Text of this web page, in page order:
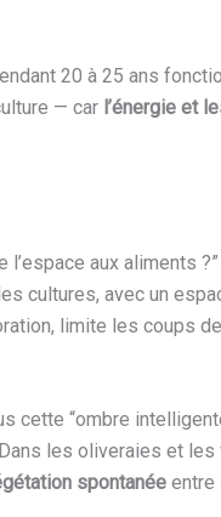
20 à 25 ans
— car l’énergie et
aux aliments
cultures, avec un
limite les coups
cette “ombre
les oliveraies et
spontanée entre